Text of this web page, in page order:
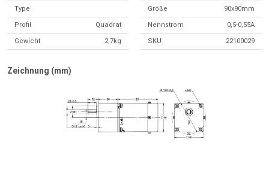
Type Größe 90x90mm
Profil Quadrat Nennstrom 0,5-0,55A
Gewicht 2,7kg SKU 22100029
Zeichnung (mm)